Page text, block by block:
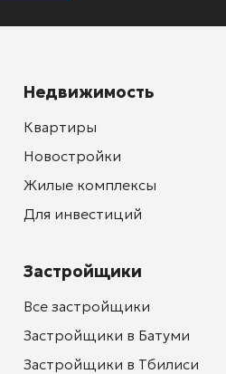
Недвижимость
Квартиры
Новостройки
Жилые комплексы
Для инвестиций
Застройщики
Все застройщики
Застройщики в Батуми
Застройщики в Тбилиси